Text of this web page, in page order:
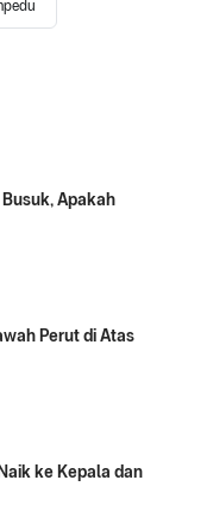
Apakah
Perut di Atas
ke Kepala dan